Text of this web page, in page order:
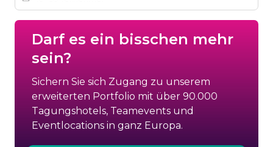
Darf es ein bisschen mehr
sein?
Sichern Sie sich Zugang zu unserem
erweiterten Portfolio mit über 90.000
Tagungshotels, Teamevents und
Eventlocations in ganz Europa.